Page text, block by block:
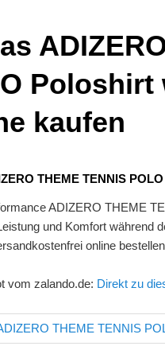
kaufen
THEME TENNIS
ADIZERO THEME
und Komfort während
online
vom zalando.de: Direkt zu